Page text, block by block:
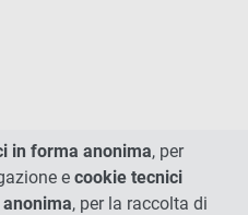
in forma anonima, per
e cookie tecnici
, per la raccolta di